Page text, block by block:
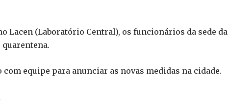
Lacen (Laboratório Central), os funcionários da sede da
equipe para anunciar as novas medidas na cidade.